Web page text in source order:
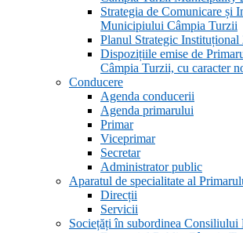
Strategia de Comunicare și
Municipiului Câmpia Turzii
Planul Strategic Instituțional
Dispozițiile emise de
Câmpia Turzii, cu caracter
Conducere
Agenda conducerii
Agenda primarului
Primar
Viceprimar
Secretar
Administrator public
Aparatul de specialitate al
Direcții
Servicii
Sociețăți în subordinea Consiliului